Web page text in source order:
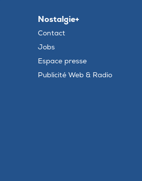
Nostalgie+
Contact
Jobs
Espace presse
Publicité Web & Radio